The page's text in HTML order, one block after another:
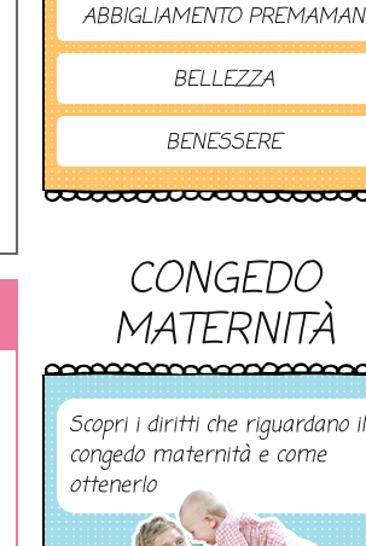
ABBIGLIAMENTO PREMAMAN
BELLEZZA
BENESSERE
CONGEDO
MATERNITÀ
Scopri i diritti che riguardano il
congedo maternità e come
ottenerlo